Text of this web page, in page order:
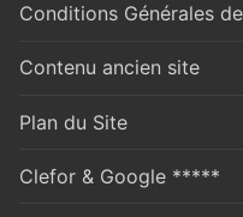
Conditions Générales
Contenu ancien site
Plan du Site
Clefor & Google *****